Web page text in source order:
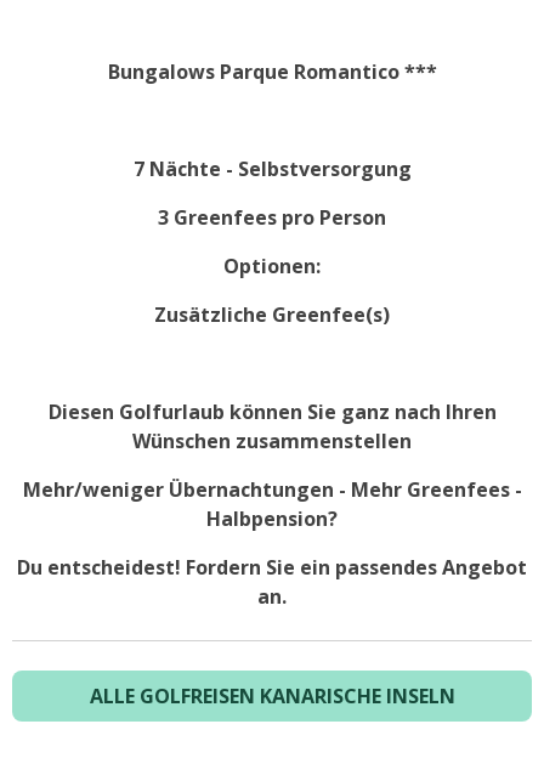
Bungalows Parque Romantico***
7 Nächte - Selbstversorgung
3 Greenfees pro Person
Optionen:
Zusätzliche Greenfee(s)
Diesen Golfurlaub können Sie ganz nach Ihren
Wünschen zusammenstellen
Mehr/weniger Übernachtungen - Mehr Greenfees -
Halbpension?
Du entscheidest! Fordern Sie ein passendes Angebot
an.
ALLE GOLFREISEN KANARISCHE INSELN